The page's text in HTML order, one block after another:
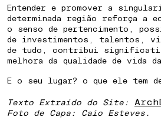
Entender e promover a
determinada região reforça a
o senso de pertencimento,
de investimentos, talentos,
de tudo, contribui
melhora da qualidade de vida
E o seu lugar? o que ele tem
Texto Extraído do Site:
Foto de Capa:
Caio Esteves.